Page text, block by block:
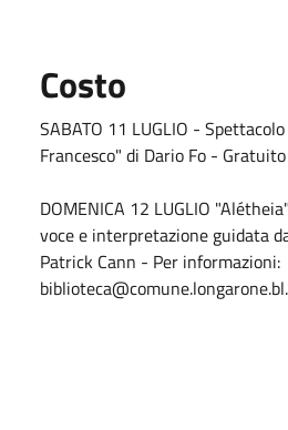
Costo
SABATO 11 LUGLIO -
Francesco" di Dario Fo - Gratuito
DOMENICA 12 LUGLIO
voce e interpretazione guidata
Patrick Cann - Per informazioni: